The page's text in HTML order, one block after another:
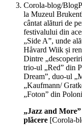
Corola-blog/
la Muzeul
cântat alături de
festivalului din
„Side A”, unde
Håvard Wiik și
Dintre
trio-ul „Red” din
Dream”, duo-ul
„Kaufmann/
„Foton” din
„Jazz and
plăcere [Corola-